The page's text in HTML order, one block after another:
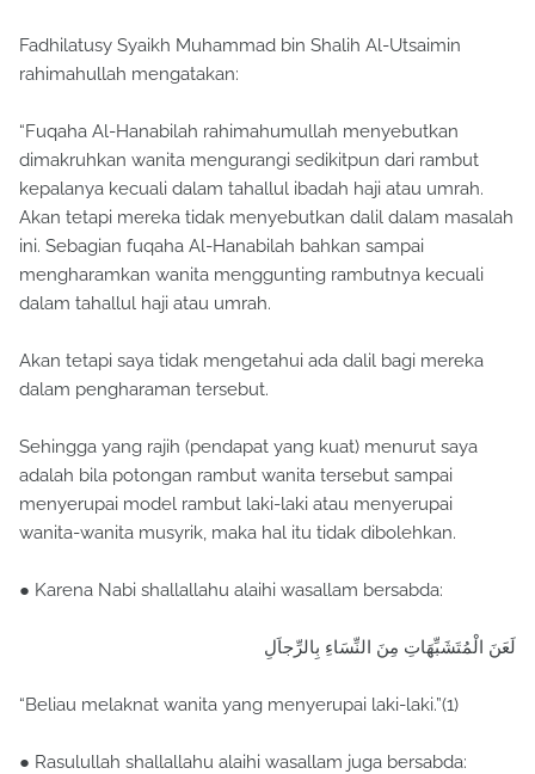
Fadhilatusy Syaikh Muhammad bin Shalih Al-Utsaimin
rahimahullah mengatakan:
“Fuqaha Al-Hanabilah rahimahumullah menyebutkan
dimakruhkan wanita mengurangi sedikitpun dari rambut
kepalanya kecuali dalam tahallul ibadah haji atau umrah.
Akan tetapi mereka tidak menyebutkan dalil dalam masalah
ini. Sebagian fuqaha Al-Hanabilah bahkan sampai
mengharamkan wanita menggunting rambutnya kecuali
dalam tahallul haji atau umrah.
Akan tetapi saya tidak mengetahui ada dalil bagi mereka
dalam pengharaman tersebut.
Sehingga yang rajih (pendapat yang kuat) menurut saya
adalah bila potongan rambut wanita tersebut sampai
menyerupai model rambut laki-laki atau menyerupai
wanita-wanita musyrik, maka hal itu tidak dibolehkan.
● Karena Nabi shallallahu alaihi wasallam bersabda:
لَعَنَ الْمُتَشَبِّهَاتِ مِنَ النِّسَاءِ بِالرِّجاَلِ
“Beliau melaknat wanita yang menyerupai laki-laki.”(1)
● Rasulullah shallallahu alaihi wasallam juga bersabda: